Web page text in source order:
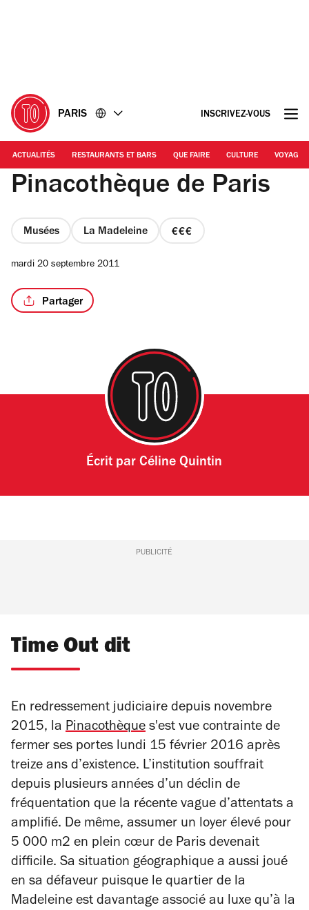
PARIS INSCRIVEZ-VOUS
ACTUALITÉS RESTAURANTS ET BARS QUE FAIRE CULTURE VOYAGE
Pinacothèque de Paris
Musées La Madeleine
prix
mardi 20 septembre 2011
Partager
Écrit parCéline Quintin
PUBLICITÉ
Time Out dit
En redressement judiciaire depuis novembre
2015, la Pinacothèque s'est vue contrainte de
fermer ses portes lundi 15 février 2016 après
treize ans d’existence. L’institution souffrait
depuis plusieurs années d’un déclin de
fréquentation que la récente vague d’attentats a
amplifié. De même, assumer un loyer élevé pour
5 000 m2 en plein cœur de Paris devenait
difficile. Sa situation géographique a aussi joué
en sa défaveur puisque le quartier de la
Madeleine est davantage associé au luxe qu’à la